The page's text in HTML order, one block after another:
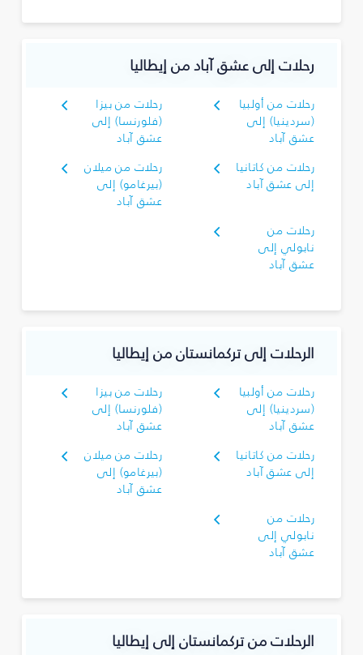
رحلات إلى عشق آباد من إيطاليا
رحلات من أولبيا
(سردينيا) إلى
عشق آباد
رحلات من بيزا
(فلورنسا) إلى
عشق آباد
رحلات من كاتانيا
إلى عشق آباد
رحلات من ميلان
(بيرغامو) إلى
عشق آباد
رحلات من
نابولي إلى
عشق آباد
الرحلات إلى تركمانستان من إيطاليا
رحلات من أولبيا
(سردينيا) إلى
عشق آباد
رحلات من بيزا
(فلورنسا) إلى
عشق آباد
رحلات من كاتانيا
إلى عشق آباد
رحلات من ميلان
(بيرغامو) إلى
عشق آباد
رحلات من
نابولي إلى
عشق آباد
الرحلات من تركمانستان إلى إيطاليا